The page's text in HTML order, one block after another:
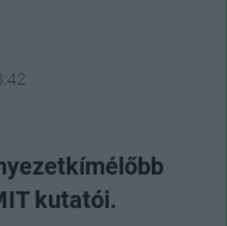
kutatói.